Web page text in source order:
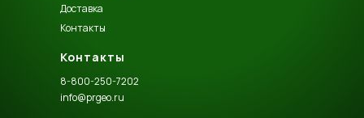
Доставка
Контакты
Контакты
8-800-250-7202
info@prgeo.ru